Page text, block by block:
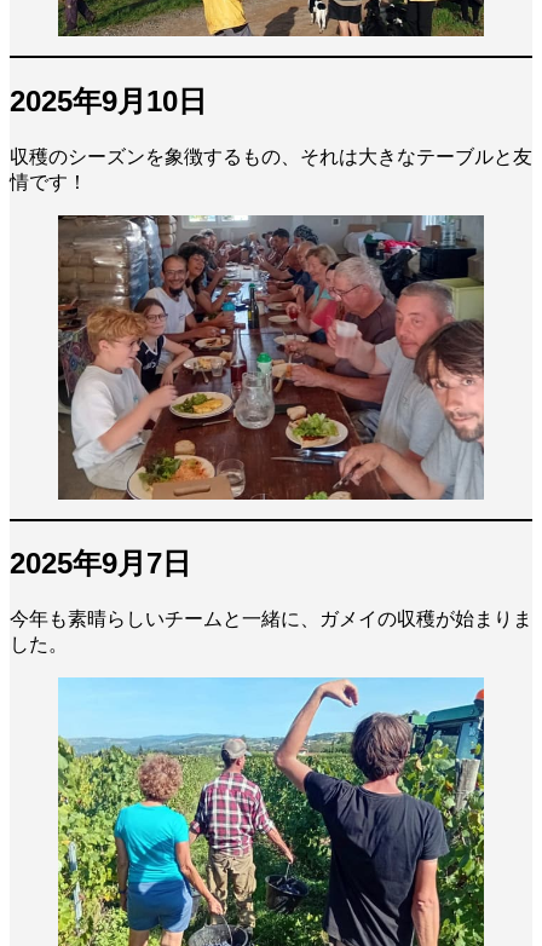
2025年9月10日
収穫のシーズンを象徴するもの、それは大きなテーブルと友
情です！
2025年9月7日
今年も素晴らしいチームと一緒に、ガメイの収穫が始まりま
した。